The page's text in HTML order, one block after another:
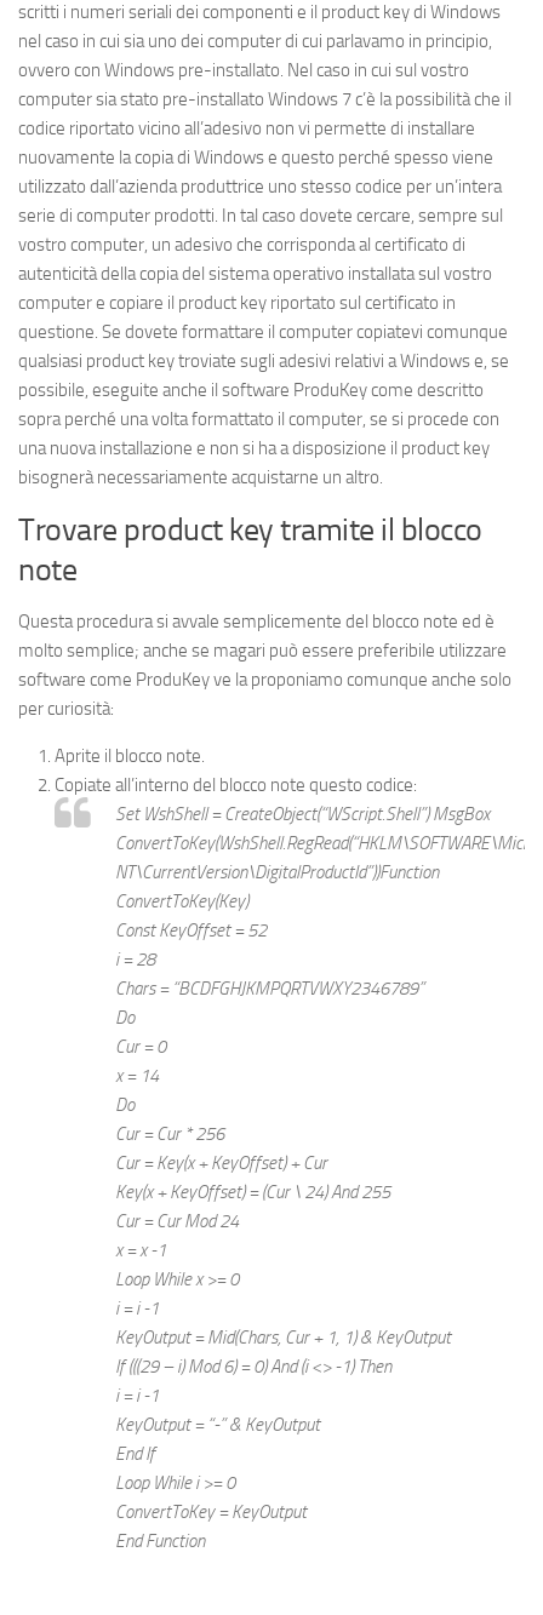
scritti i numeri seriali dei componenti e il product key di Windows
nel caso in cui sia uno dei computer di cui parlavamo in principio,
ovvero con Windows pre-installato. Nel caso in cui sul vostro
computer sia stato pre-installato Windows 7 c’è la possibilità che il
codice riportato vicino all’adesivo non vi permette di installare
nuovamente la copia di Windows e questo perché spesso viene
utilizzato dall’azienda produttrice uno stesso codice per un’intera
serie di computer prodotti. In tal caso dovete cercare, sempre sul
vostro computer, un adesivo che corrisponda al certificato di
autenticità della copia del sistema operativo installata sul vostro
computer e copiare il product key riportato sul certificato in
questione. Se dovete formattare il computer copiatevi comunque
qualsiasi product key troviate sugli adesivi relativi a Windows e, se
possibile, eseguite anche il software ProduKey come descritto
sopra perché una volta formattato il computer, se si procede con
una nuova installazione e non si ha a disposizione il product key
bisognerà necessariamente acquistarne un altro.
Trovare product key tramite il blocco
note
Questa procedura si avvale semplicemente del blocco note ed è
molto semplice; anche se magari può essere preferibile utilizzare
software come ProduKey ve la proponiamo comunque anche solo
per curiosità:
Aprite il blocco note.
Copiate all’interno del blocco note questo codice:
Set WshShell = CreateObject(“WScript.Shell”) MsgBox
NT\CurrentVersion\DigitalProductId”))Function
ConvertToKey(Key)
Const KeyOffset = 52
i = 28
Chars = “BCDFGHJKMPQRTVWXY2346789”
Do
Cur = 0
x = 14
Do
Cur = Cur * 256
Cur = Key(x + KeyOffset) + Cur
Key(x + KeyOffset) = (Cur \ 24) And 255
Cur = Cur Mod 24
x = x -1
Loop While x >= 0
i = i -1
KeyOutput = Mid(Chars, Cur + 1, 1) & KeyOutput
If (((29 – i) Mod 6) = 0) And (i <> -1) Then
i = i -1
KeyOutput = “-” & KeyOutput
End If
Loop While i >= 0
ConvertToKey = KeyOutput
End Function